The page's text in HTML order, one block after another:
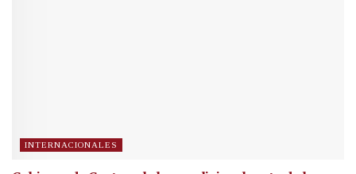
INTERNACIONALES